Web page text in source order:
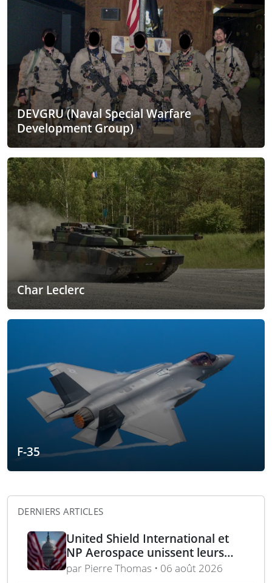
DEVGRU (Naval Special Warfare
Development Group)
Char Leclerc
F-35
DERNIERS ARTICLES
United Shield International et
NP Aerospace unissent leurs
forces pour renforcer le soutien
par Pierre Thomas • 06 août 2026